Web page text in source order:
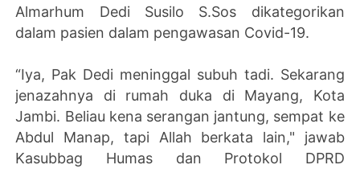
Almarhum Dedi Susilo S.Sos dikategorikan
dalam pasien dalam pengawasan Covid-19.
“Iya, Pak Dedi meninggal subuh tadi. Sekarang
jenazahnya di rumah duka di Mayang, Kota
Jambi. Beliau kena serangan jantung, sempat ke
Abdul Manap, tapi Allah berkata lain," jawab
Kasubbag Humas dan Protokol DPRD